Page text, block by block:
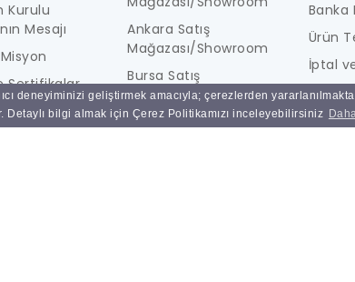
deneyiminizi geliştirmek amacıyla; çerezlerden
bilgi almak için Çerez Politikamızı inceleyebilirsiniz
Kurulu
Mesajı
Sertifikalar
Ankara Satış
Mağazası/Showroom
Bursa Satış
Mağazası/Showroom
Ulucak Depo & Teknik
Banka
Ürün
İptal